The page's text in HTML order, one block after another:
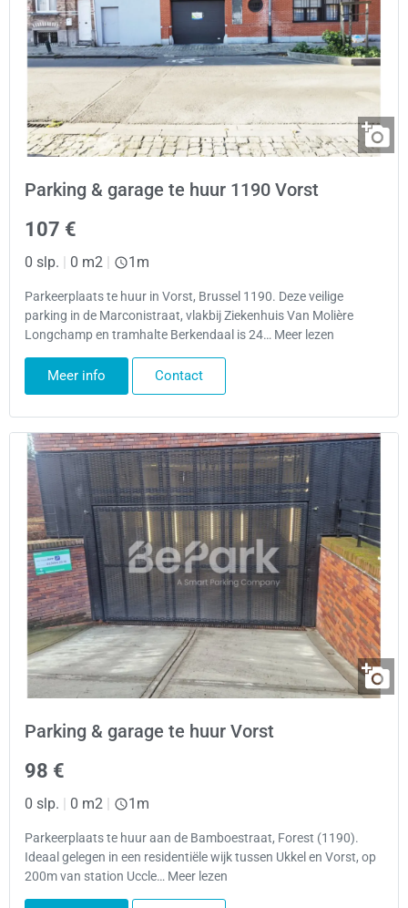
Parking & garage te huur 1190 Vorst
107 €
0 slp. 0 m2 1m
Parkeerplaats te huur in Vorst, Brussel 1190. Deze veilige
parking in de Marconistraat, vlakbij Ziekenhuis Van Molière
Longchamp en tramhalte Berkendaal is 24… Meer lezen
Meer info Contact
Parking & garage te huur Vorst
98 €
0 slp. 0 m2 1m
Parkeerplaats te huur aan de Bamboestraat, Forest (1190).
Ideaal gelegen in een residentiële wijk tussen Ukkel en Vorst, op
200m van station Uccle… Meer lezen